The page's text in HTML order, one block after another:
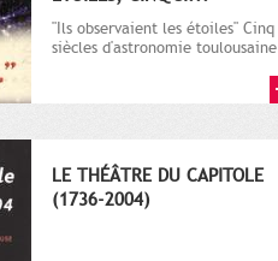
"Ils observaient les étoiles" Cinq
siècles d'astronomie toulousaine
LE THÉÂTRE DU CAPITOLE
(1736-2004)